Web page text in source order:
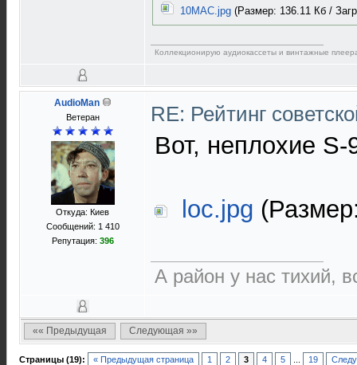
10MAC.jpg(Размер: 136.11 Кб /
Коллекционирую аудиокассеты и винтажные
AudioMan
Ветеран
Откуда: Киев
Сообщений: 1 410
Репутация: 396
RE: Рейтинг
Вот, неплохие S-
loc.jpg
А район у нас тихий,
«« Предыдущая Следующая »»
Страницы (19): « Предыдущая страница 1 2 3 4 5 19